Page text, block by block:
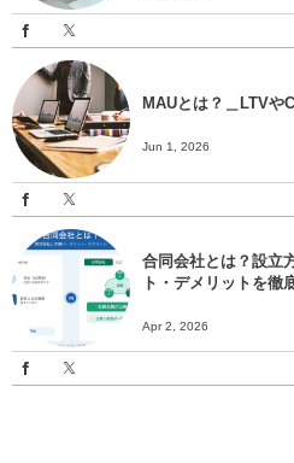
MAUとは？＿LTVや
Jun 1, 2026
合同会社とは？設立
ト・デメリットを徹
Apr 2, 2026